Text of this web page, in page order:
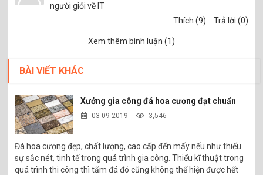
người giỏi về IT
Thích (9)
Trả lời (0)
Xem thêm bình luận (1)
BÀI VIẾT KHÁC
Xưởng gia công đá hoa cương đạt chuẩn
03-09-2019 3,546
Đá hoa cương đẹp, chất lượng, cao cấp đến mấy nếu như thiếu
sự sắc nét, tinh tế trong quá trình gia công. Thiếu kĩ thuật trong
quá trình thi công thì tấm đá đó cũng không thể hiện được hết